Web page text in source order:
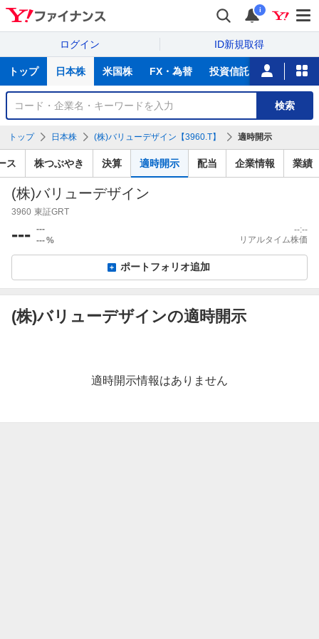
i
ログイン ID新規取得
サ
トップ 日本株 米国株 FX・為替 投資信託 ニュース
銘
検
索
検索
トップ 日本株 (株)バリューデザイン【3960.T】 適時開示
ス 株つぶやき 決算 適時開示 配当 企業情報 業績
(株)バリューデザイン
3960 東証GRT
--- ---
---%
--:--
リアルタイム株価
ポートフォリオ追加
(株)バリューデザインの適時開示
報
適時開示情報はありません